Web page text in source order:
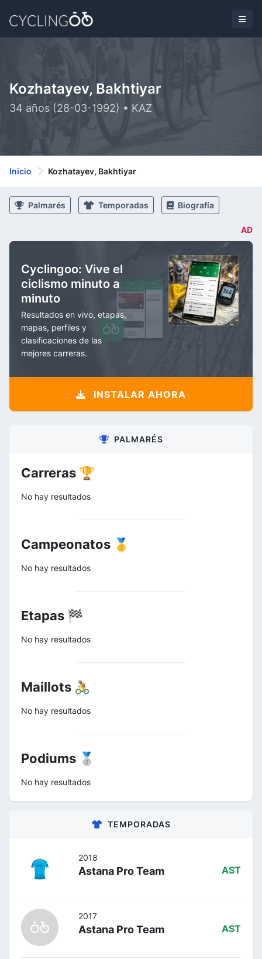
Kozhatayev, Bakhtiyar
34 años (28-03-1992) • KAZ
Inicio Kozhatayev, Bakhtiyar
Palmarés Temporadas Biografía
AD
Cyclingoo: Vive el
ciclismo minuto a
minuto
Resultados en vivo, etapas,
mapas, perfiles y
clasificaciones de las
mejores carreras.
INSTALAR AHORA
PALMARÉS
Carreras 🏆
No hay resultados
Campeonatos 🥇
No hay resultados
Etapas 🏁
No hay resultados
Maillots 🚴
No hay resultados
Podiums 🥈
No hay resultados
TEMPORADAS
2018
Astana Pro Team AST
2017
Astana Pro Team AST